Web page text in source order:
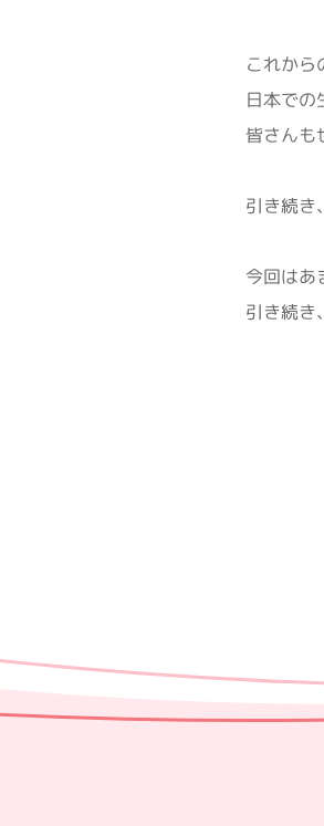
これから
日本での
皆さんも
引き続き
今回はあ
引き続き